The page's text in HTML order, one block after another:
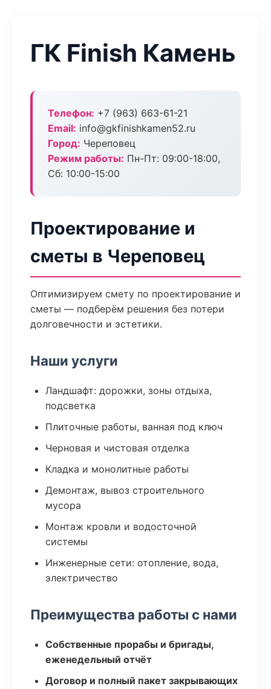
ГК Finish Камень
Телефон: +7 (963) 663-61-21
Email: info@gkfinishkamen52.ru
Город: Череповец
Режим работы: Пн-Пт: 09:00-18:00,
Сб: 10:00-15:00
Проектирование и
сметы в Череповец
Оптимизируем смету по проектирование и
сметы — подберём решения без потери
долговечности и эстетики.
Наши услуги
Ландшафт: дорожки, зоны отдыха,
подсветка
Плиточные работы, ванная под ключ
Черновая и чистовая отделка
Кладка и монолитные работы
Демонтаж, вывоз строительного
мусора
Монтаж кровли и водосточной
системы
Инженерные сети: отопление, вода,
электричество
Преимущества работы с нами
Собственные прорабы и бригады,
еженедельный отчёт
Договор и полный пакет закрывающих